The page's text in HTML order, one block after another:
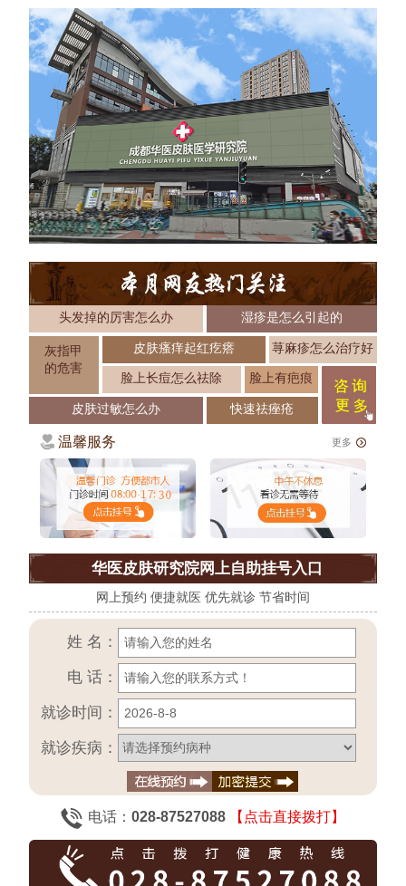
头发掉的厉害怎么办 湿疹是怎么引起的
灰指甲
的危害
皮肤瘙痒起红疙瘩 荨麻疹怎么治疗好
脸上长痘怎么祛除 脸上有疤痕
皮肤过敏怎么办 快速祛痤疮
温馨服务 更多
华医皮肤研究院网上自助挂号入口
网上预约 便捷就医 优先就诊 节省时间
姓 名：
电 话：
就诊时间：
就诊疾病：
电话： 028-87527088 【点击直接拨打】